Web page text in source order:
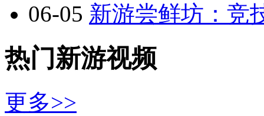
06-05 新游尝鲜坊：竞
热门新游视频
更多>>